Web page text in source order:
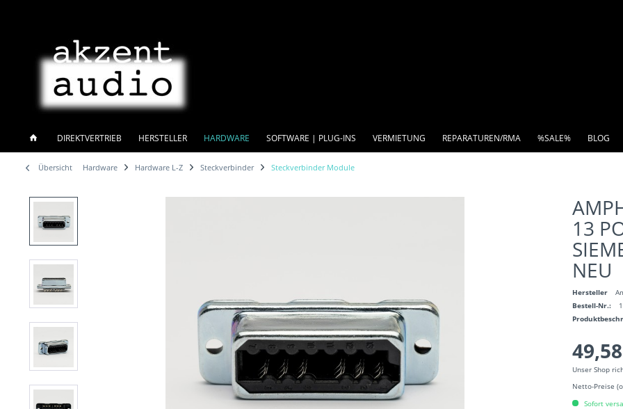
DIREKTVERTRIEB HERSTELLER HARDWARE SOFTWARE | PLUG-INS VERMIETUNG REPARATUREN/RMA %SALE% BLOG
Übersicht Hardware Hardware L-Z Steckverbinder Steckverbinder Module
13
NEU
Hersteller
Bestell-Nr.:
Unser Shop
Netto-Preise
Sofort